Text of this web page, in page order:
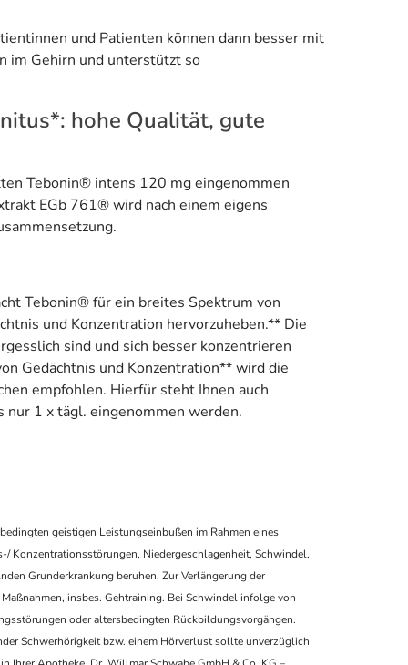
und Patienten können dann besser mit
im Gehirn und unterstützt so
hohe Qualität, gute
Tebonin® intens 120 mg eingenommen
EGb 761® wird nach einem eigens
Tebonin® für ein breites Spektrum von
und Konzentration hervorzuheben.** Die
sind und sich besser konzentrieren
Gedächtnis und Konzentration** wird die
empfohlen. Hierfür steht Ihnen auch
1 x tägl. eingenommen werden.
geistigen Leistungseinbußen im Rahmen eines
Konzentrationsstörungen, Niedergeschlagenheit, Schwindel,
Grunderkrankung beruhen. Zur Verlängerung der
insbes. Gehtraining. Bei Schwindel infolge von
oder altersbedingten Rückbildungsvorgängen.
Schwerhörigkeit bzw. einem Hörverlust sollte unverzüglich